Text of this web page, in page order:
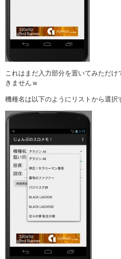
これはまだ入力部分を置いてみただ
きませんｗ
機種名は以下のようにリストから選択